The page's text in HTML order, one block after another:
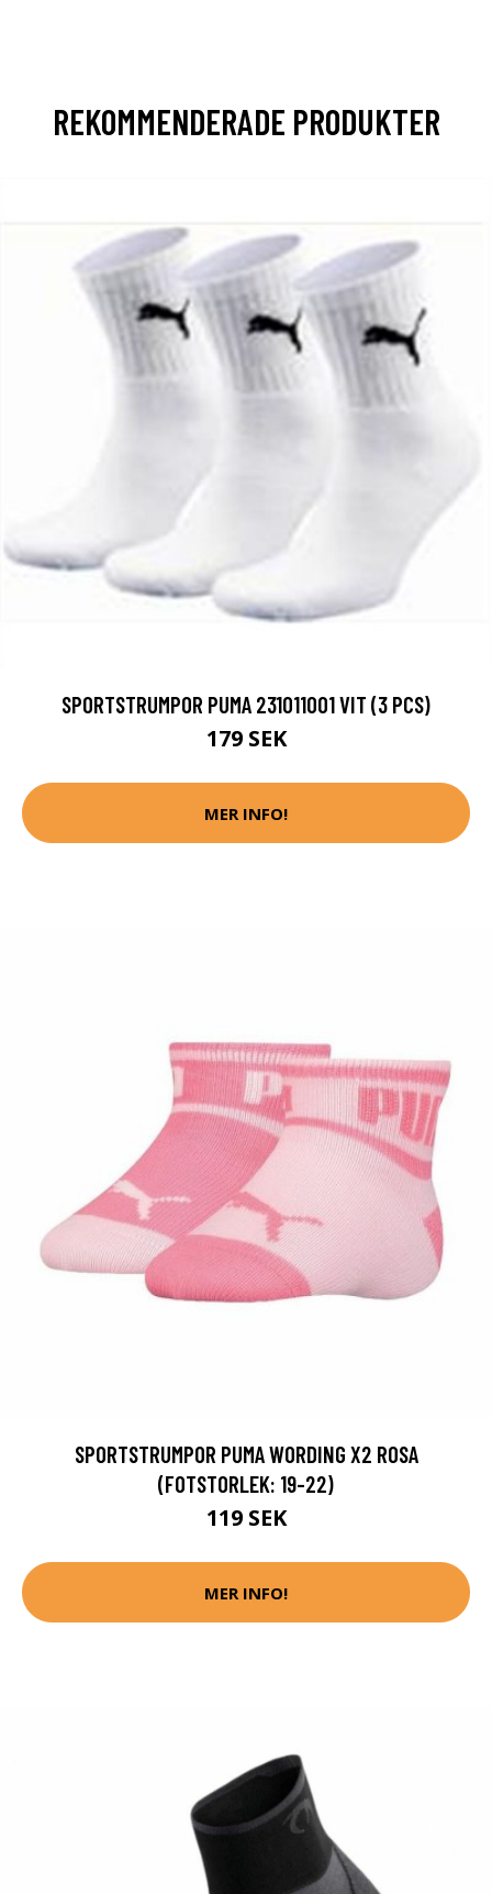
REKOMMENDERADE PRODUKTER
SPORTSTRUMPOR PUMA 231011001 VIT (3 PCS)
179 SEK
MER INFO!
SPORTSTRUMPOR PUMA WORDING X2 ROSA
(FOTSTORLEK: 19-22)
119 SEK
MER INFO!